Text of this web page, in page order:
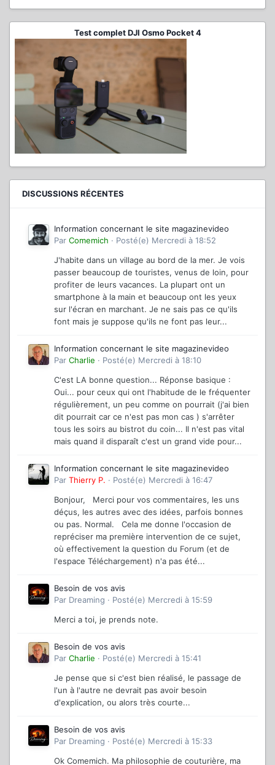
Test complet DJI Osmo Pocket 4
DISCUSSIONS RÉCENTES
Information concernant le site magazinevideo
Par Comemich · Posté(e) Mercredi à 18:52
J'habite dans un village au bord de la mer. Je vois
passer beaucoup de touristes, venus de loin, pour
profiter de leurs vacances. La plupart ont un
smartphone à la main et beaucoup ont les yeux
sur l'écran en marchant. Je ne sais pas ce qu'ils
font mais je suppose qu'ils ne font pas leur...
Information concernant le site magazinevideo
Par Charlie · Posté(e) Mercredi à 18:10
C'est LA bonne question... Réponse basique :
Oui... pour ceux qui ont l'habitude de le fréquenter
régulièrement, un peu comme on pourrait (j'ai bien
dit pourrait car ce n'est pas mon cas ) s'arrêter
tous les soirs au bistrot du coin... Il n'est pas vital
mais quand il disparaît c'est un grand vide pour...
Information concernant le site magazinevideo
Par Thierry P. · Posté(e) Mercredi à 16:47
Bonjour, Merci pour vos commentaires, les uns
déçus, les autres avec des idées, parfois bonnes
ou pas. Normal. Cela me donne l'occasion de
repréciser ma première intervention de ce sujet,
où effectivement la question du Forum (et de
l'espace Téléchargement) n'a pas été...
Besoin de vos avis
Par Dreaming · Posté(e) Mercredi à 15:59
Merci a toi, je prends note.
Besoin de vos avis
Par Charlie · Posté(e) Mercredi à 15:41
Je pense que si c'est bien réalisé, le passage de
l'un à l'autre ne devrait pas avoir besoin
d'explication, ou alors très courte...
Besoin de vos avis
Par Dreaming · Posté(e) Mercredi à 15:33
Ok Comemich. Ma philosophie de couturière, ma